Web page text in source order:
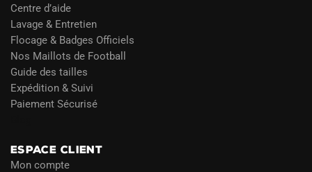
Centre d’aide
Lavage & Entretien
Flocage & Badges Officiels
Nos Maillots de Football
Guide des tailles
Expédition & Suivi
Paiement Sécurisé
ESPACE CLIENT
Mon compte